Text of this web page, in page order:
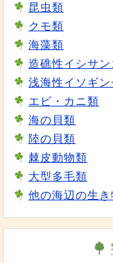
昆虫類
クモ類
海藻類
造礁性イシサン
浅海性イソギ
エビ・カニ類
海の貝類
陸の貝類
棘皮動物類
大型多毛類
他の海辺の生き